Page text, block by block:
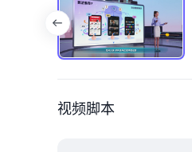
视频脚本